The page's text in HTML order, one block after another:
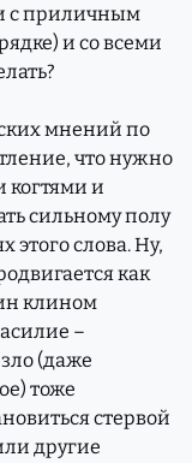
с приличным
и со всеми
мнений по
что нужно
когтями и
сильному полу
этого слова. Ну,
как
клином
–
(даже
тоже
стервой
другие